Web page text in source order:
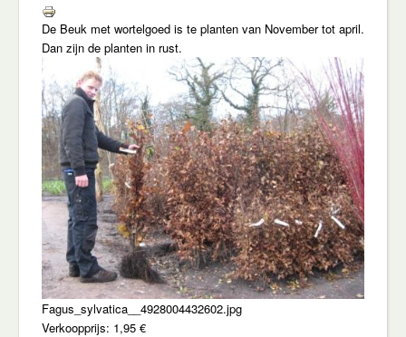
De Beuk met wortelgoed is te planten van November tot april.
Dan zijn de planten in rust.
Fagus_sylvatica__4928004432602.jpg
Verkoopprijs: 1,95 €